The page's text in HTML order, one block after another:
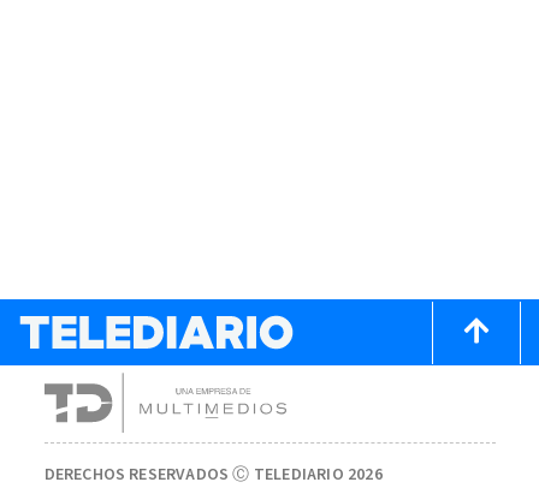
DERECHOS RESERVADOS Ⓒ TELEDIARIO 2026